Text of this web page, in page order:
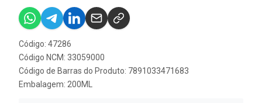
Código: 47286
Código NCM: 33059000
Código de Barras do Produto: 7891033471683
Embalagem: 200ML